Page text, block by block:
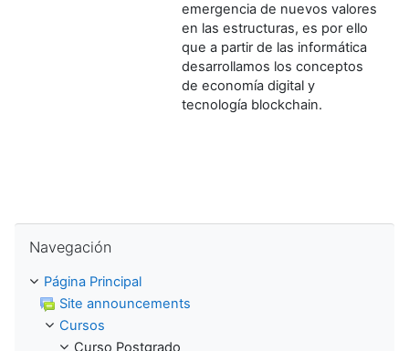
emergencia de nuevos valores
en las estructuras, es por ello
que a partir de las informática
desarrollamos los conceptos
de economía digital y
tecnología blockchain.
Navegación
Página Principal
Site announcements
Cursos
Curso Postgrado